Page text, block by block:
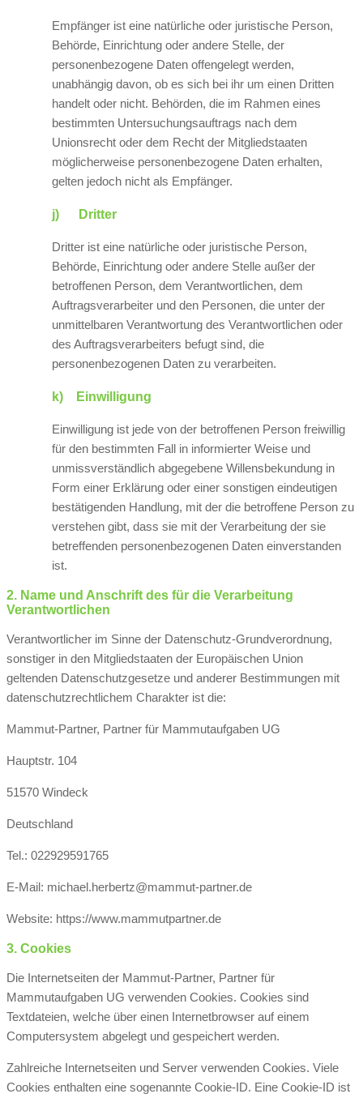
Empfänger ist eine natürliche oder juristische Person,
Behörde, Einrichtung oder andere Stelle, der
personenbezogene Daten offengelegt werden,
unabhängig davon, ob es sich bei ihr um einen Dritten
handelt oder nicht. Behörden, die im Rahmen eines
bestimmten Untersuchungsauftrags nach dem
Unionsrecht oder dem Recht der Mitgliedstaaten
möglicherweise personenbezogene Daten erhalten,
gelten jedoch nicht als Empfänger.
j) Dritter
Dritter ist eine natürliche oder juristische Person,
Behörde, Einrichtung oder andere Stelle außer der
betroffenen Person, dem Verantwortlichen, dem
Auftragsverarbeiter und den Personen, die unter der
unmittelbaren Verantwortung des Verantwortlichen oder
des Auftragsverarbeiters befugt sind, die
personenbezogenen Daten zu verarbeiten.
k) Einwilligung
Einwilligung ist jede von der betroffenen Person freiwillig
für den bestimmten Fall in informierter Weise und
unmissverständlich abgegebene Willensbekundung in
Form einer Erklärung oder einer sonstigen eindeutigen
bestätigenden Handlung, mit der die betroffene Person zu
verstehen gibt, dass sie mit der Verarbeitung der sie
betreffenden personenbezogenen Daten einverstanden
ist.
2. Name und Anschrift des für die Verarbeitung
Verantwortlichen
Verantwortlicher im Sinne der Datenschutz-Grundverordnung,
sonstiger in den Mitgliedstaaten der Europäischen Union
geltenden Datenschutzgesetze und anderer Bestimmungen mit
datenschutzrechtlichem Charakter ist die:
Mammut-Partner, Partner für Mammutaufgaben UG
Hauptstr. 104
51570 Windeck
Deutschland
Tel.: 022929591765
E-Mail: michael.herbertz@mammut-partner.de
Website: https://www.mammutpartner.de
3. Cookies
Die Internetseiten der Mammut-Partner, Partner für
Mammutaufgaben UG verwenden Cookies. Cookies sind
Textdateien, welche über einen Internetbrowser auf einem
Computersystem abgelegt und gespeichert werden.
Zahlreiche Internetseiten und Server verwenden Cookies. Viele
Cookies enthalten eine sogenannte Cookie-ID. Eine Cookie-ID ist